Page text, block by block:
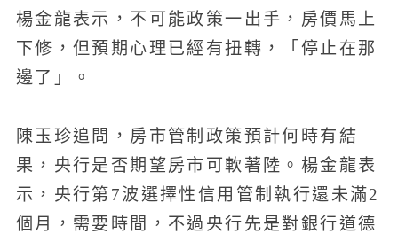
楊金龍表示，不可能政策一出手，房價馬上
下修，但預期心理已經有扭轉，「停止在那
邊了」。
陳玉珍追問，房市管制政策預計何時有結
果，央行是否期望房市可軟著陸。楊金龍表
示，央行第7波選擇性信用管制執行還未滿2
個月，需要時間，不過央行先是對銀行道德